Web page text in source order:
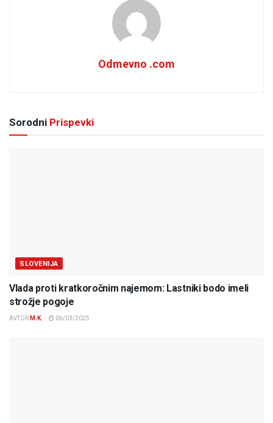
Odmevno .com
Sorodni Prispevki
SLOVENIJA
Vlada proti kratkoročnim najemom: Lastniki bodo imeli
strožje pogoje
AVTOR M.K. 06/03/2025